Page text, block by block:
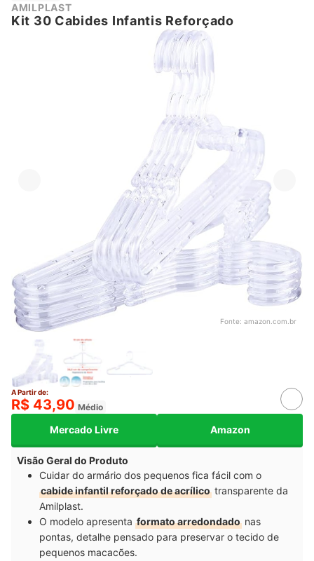
AMILPLAST
Kit 30 Cabides Infantis Reforçado
Fonte: amazon.com.br
A Partir de:
R$ 43,90 Médio
Mercado Livre Amazon
Visão Geral do Produto
Cuidar do armário dos pequenos fica fácil com o
cabide infantil reforçado de acrílico transparente da
Amilplast.
O modelo apresenta formato arredondado nas
pontas, detalhe pensado para preservar o tecido de
pequenos macacões.